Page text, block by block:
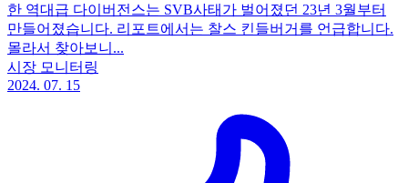
한 역대급 다이버전스는 SVB사태가 벌어졌던 23년 3월부터
만들어졌습니다. 리포트에서는 찰스 킨들버거를 언급합니다.
몰라서 찾아보니...
시장 모니터링
2024. 07. 15